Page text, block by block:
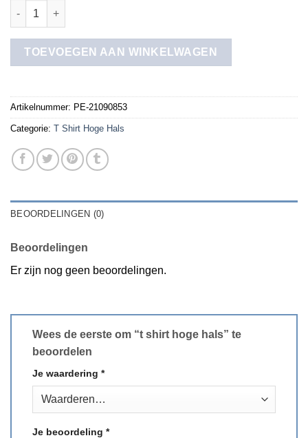
t shirt hoge hals aantal
TOEVOEGEN AAN WINKELWAGEN
Artikelnummer: PE-21090853
Categorie: T Shirt Hoge Hals
BEOORDELINGEN (0)
Beoordelingen
Er zijn nog geen beoordelingen.
Wees de eerste om “t shirt hoge hals” te
beoordelen
Je waardering *
Je beoordeling *